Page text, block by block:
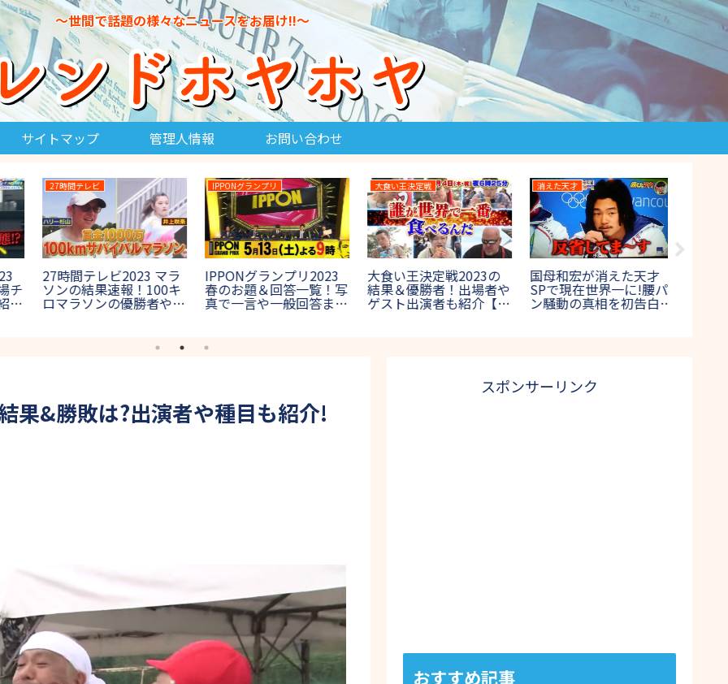
～世間で話題の様々なニュースをお届け!!～
サイトマップ 管理人情報 お問い合わせ
THE鬼タイジ
THE鬼タイジ(鬼退
治)2024の結果！ラスボ
ス鬼の正体やネタバレ
イケメン/かっこいい
ナイナイお見合い大作戦
2018五島の結果や成立
カップル紹介!その後結
マツコの知らない世界
マツコの知らない世界で
全国激ウマ納豆一覧!聖
地が東京?場所は?
高校野球
高校野球2022のチアリ
ーダーがかわいい！出場
校チアガールの美女画像
果&勝敗は?出演者や種目も紹介!
スポンサーリンク
おすすめ記事